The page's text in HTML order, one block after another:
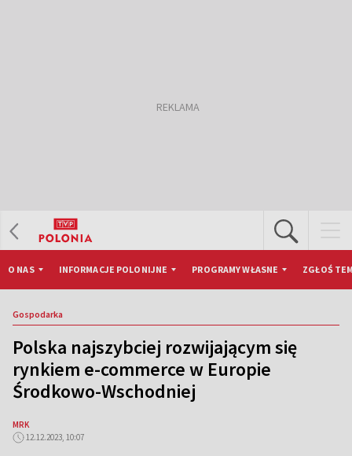
O NAS INFORMACJE POLONIJNE PROGRAMY WŁASNE ZGŁOŚ
Gospodarka
Polska najszybciej rozwijającym się
rynkiem e-commerce w Europie
Środkowo-Wschodniej
MRK
12.12.2023, 10:07